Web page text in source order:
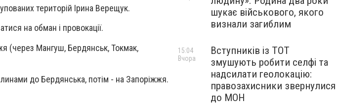
територій Ірина Верещук.
на обман і провокації.
(через Мангуш, Бердянськ, Токмак,
до Бердянська, потім - на Запоріжжя.
шукає військового, якого
визнали загиблим
Вступників із ТОТ
змушують робити селфі та
надсилати геолокацію:
правозахисники звернулися
до МОН
15:04
Вчора